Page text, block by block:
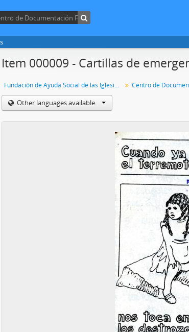
Item 000009 - Cartillas de
Fundación de Ayuda Social de las Iglesias Cristianas Centro de
Other languages available